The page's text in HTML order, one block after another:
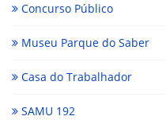
Concurso Público
Museu Parque do Saber
Casa do Trabalhador
SAMU 192